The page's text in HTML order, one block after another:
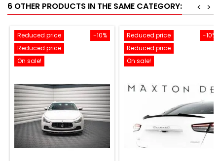
6 OTHER PRODUCTS IN THE SAME CATEGORY: >
<
-10%
Reduced price
Reduced price
On sale!
-10%
Reduced price
Reduced price
On sale!